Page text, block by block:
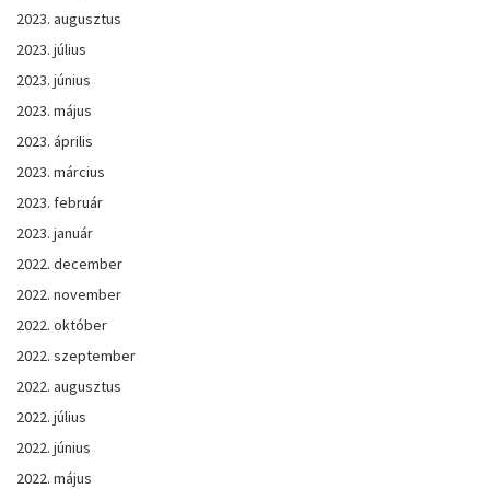
2023. augusztus
2023. július
2023. június
2023. május
2023. április
2023. március
2023. február
2023. január
2022. december
2022. november
2022. október
2022. szeptember
2022. augusztus
2022. július
2022. június
2022. május